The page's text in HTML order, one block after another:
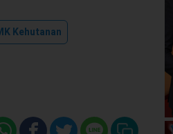
Kehutanan